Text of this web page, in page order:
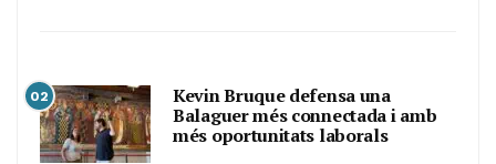
02
Kevin Bruque defensa una
Balaguer més connectada i amb
més oportunitats laborals